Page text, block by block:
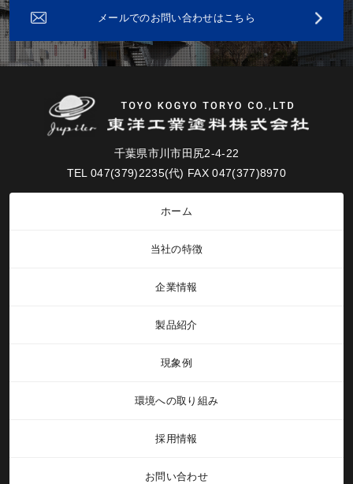
メールでのお問い合わせはこちら
千葉県市川市田尻2-4-22
TEL 047(379)2235(代) FAX 047(377)8970
ホーム
当社の特徴
企業情報
製品紹介
現象例
環境への取り組み
採用情報
お問い合わせ